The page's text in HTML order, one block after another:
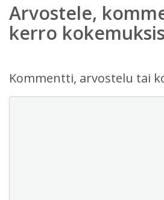
Arvostele,
kerro
Kommentti, arvostelu tai